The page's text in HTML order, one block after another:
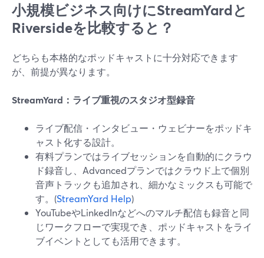
小規模ビジネス向けにStreamYardと
Riversideを比較すると？
どちらも本格的なポッドキャストに十分対応できます
が、前提が異なります。
StreamYard：ライブ重視のスタジオ型録音
ライブ配信・インタビュー・ウェビナーをポッドキ
ャスト化する設計。
有料プランではライブセッションを自動的にクラウ
ド録音し、Advancedプランではクラウド上で個別
音声トラックも追加され、細かなミックスも可能で
す。(StreamYard Help)
YouTubeやLinkedInなどへのマルチ配信も録音と同
じワークフローで実現でき、ポッドキャストをライ
ブイベントとしても活用できます。